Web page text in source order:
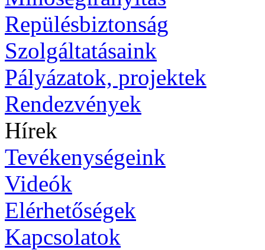
Repülésbiztonság
Szolgáltatásaink
Pályázatok, projektek
Rendezvények
Hírek
Tevékenységeink
Videók
Elérhetőségek
Kapcsolatok